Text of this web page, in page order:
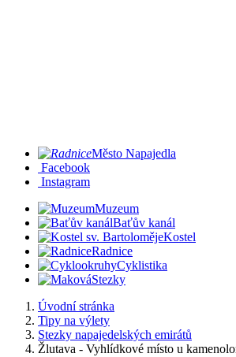
Město Napajedla
Facebook
Instagram
Muzeum
Baťův kanál
Kostel
Radnice
Cyklistika
Stezky
Úvodní stránka
Tipy na výlety
Stezky napajedelských emirátů
Žlutava - Vyhlídkové místo u